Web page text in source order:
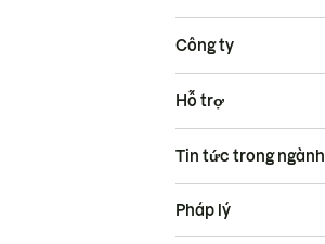
Công ty
Hỗ trợ
Tin tức trong ngành
Pháp lý